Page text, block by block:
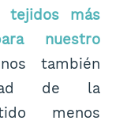
tejidos más
nuestro
también
de la
menos